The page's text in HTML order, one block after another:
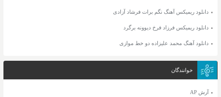
دانلود ریمیکس آهنگ نگم برات فرشاد آزادی
دانلود ریمیکس فرزاد فرخ دیوونه برگرد
دانلود آهنگ محمد علیزاده دو خط موازی
خوانندگان
آرش AP